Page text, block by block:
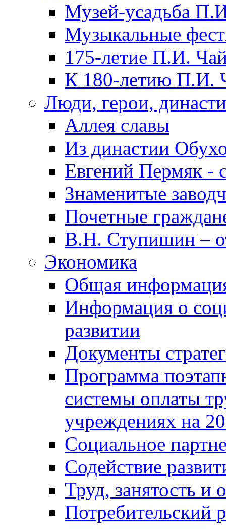
Музей-усадьба
Музыкальные
175-летие П.И.
К 180-летию П.И.
Люди, герои,
Аллея славы
Из династии
Евгений Пермяк -
Знаменитые
Почетные
В.Н. Ступишин –
Экономика
Общая
Информация о
развитии
Документы
Программа
системы оплаты
учреждениях на
Социальное
Содействие
Труд, занятость и
Потребительский